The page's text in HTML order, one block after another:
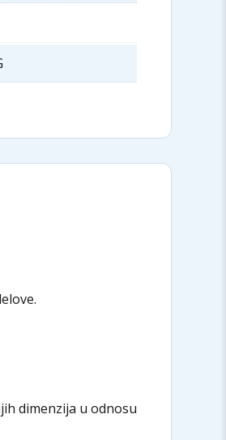
dimenzija u odnosu